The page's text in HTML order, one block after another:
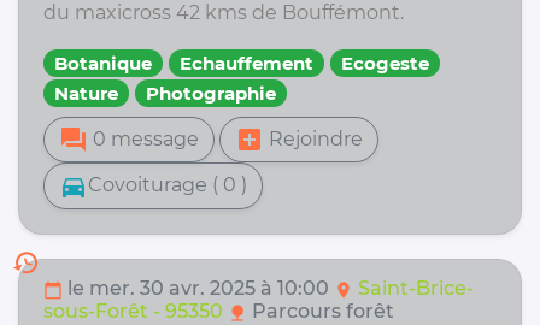
du maxicross 42 kms de Bouffémont.
Botanique Echauffement
Ecogeste
Nature
Photographie
forum 0 message add_box Rejoindre
directions_car Covoiturage ( 0 )
history
calendar_today le mer. 30 avr. 2025 à 10:00 location_on Saint-Brice-
sous-Forêt - 95350 nature Parcours forêt